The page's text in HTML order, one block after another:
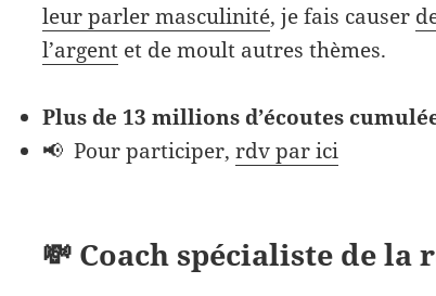
leur parler masculinité, je fais causer
l’argent et de moult autres thèmes.
Plus de 13 millions d’écoutes
📢 Pour participer,rdv par ici
💸 Coach spécialiste de la